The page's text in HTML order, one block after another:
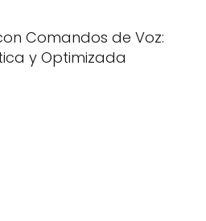
Comandos de Voz:
y Optimizada